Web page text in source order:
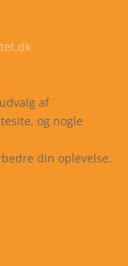
af
og nogle
din oplevelse.